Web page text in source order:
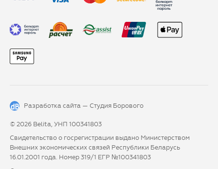
Разработка сайта — Студия Борового
© 2026 Belita, УНП 100341803
Свидетельство о госрегистрации выдано Министерством
Внешних экономических связей Республики Беларусь
16.01.2001 года. Номер 319/1 ЕГР №100341803